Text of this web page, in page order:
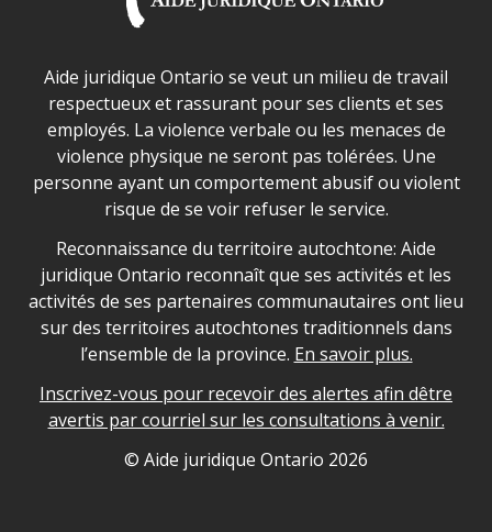
Déclaration sur la sécurité dans les locaux d'AJO.
Aide juridique Ontario se veut un milieu de travail
respectueux et rassurant pour ses clients et ses
employés. La violence verbale ou les menaces de
violence physique ne seront pas tolérées. Une
personne ayant un comportement abusif ou violent
risque de se voir refuser le service.
Legal Aid Ontario land acknowledgement
Reconnaissance du territoire autochtone: Aide
juridique Ontario reconnaît que ses activités et les
activités de ses partenaires communautaires ont lieu
sur des territoires autochtones traditionnels dans
l’ensemble de la province. En savoir plus.
Inscrivez-vous pour recevoir des alertes afin dêtre
avertis par courriel sur les consultations à venir.
Legal Aid Ontario copyright information
© Aide juridique Ontario 2026